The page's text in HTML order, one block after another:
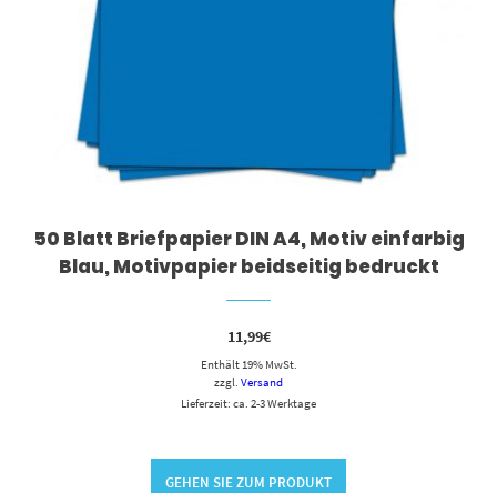
50 Blatt Briefpapier DIN A4, Motiv einfarbig
Blau, Motivpapier beidseitig bedruckt
11,99€
Enthält 19% MwSt.
zzgl. Versand
Lieferzeit: ca. 2-3 Werktage
GEHEN SIE ZUM PRODUKT